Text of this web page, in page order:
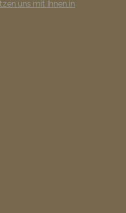
uns mit Ihnen in